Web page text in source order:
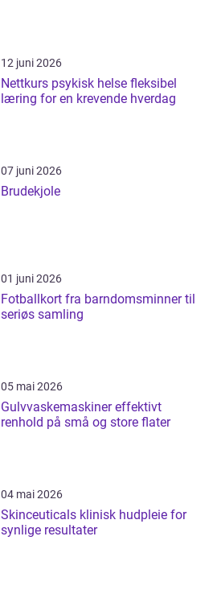
12 juni 2026
Nettkurs psykisk helse fleksibel
læring for en krevende hverdag
07 juni 2026
Brudekjole
01 juni 2026
Fotballkort fra barndomsminner til
seriøs samling
05 mai 2026
Gulvvaskemaskiner effektivt
renhold på små og store flater
04 mai 2026
Skinceuticals klinisk hudpleie for
synlige resultater